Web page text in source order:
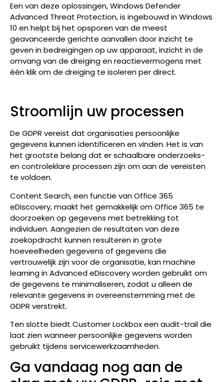
Een van deze oplossingen, Windows Defender
Advanced Threat Protection, is ingebouwd in Windows
10 en helpt bij het opsporen van de meest
geavanceerde gerichte aanvallen door inzicht te
geven in bedreigingen op uw apparaat, inzicht in de
omvang van de dreiging en reactievermogens met
één klik om de dreiging te isoleren per direct.
Stroomlijn uw processen
De GDPR vereist dat organisaties persoonlijke
gegevens kunnen identificeren en vinden. Het is van
het grootste belang dat er schaalbare onderzoeks-
en controleklare processen zijn om aan de vereisten
te voldoen.
Content Search, een functie van Office 365
eDiscovery, maakt het gemakkelijk om Office 365 te
doorzoeken op gegevens met betrekking tot
individuen. Aangezien de resultaten van deze
zoekopdracht kunnen resulteren in grote
hoeveelheden gegevens of gegevens die
vertrouwelijk zijn voor de organisatie, kan machine
learning in Advanced eDiscovery worden gebruikt om
de gegevens te minimaliseren, zodat u alleen de
relevante gegevens in overeenstemming met de
GDPR verstrekt.
Ten slotte biedt Customer Lockbox een audit-trail die
laat zien wanneer persoonlijke gegevens worden
gebruikt tijdens servicewerkzaamheden.
Ga vandaag nog aan de